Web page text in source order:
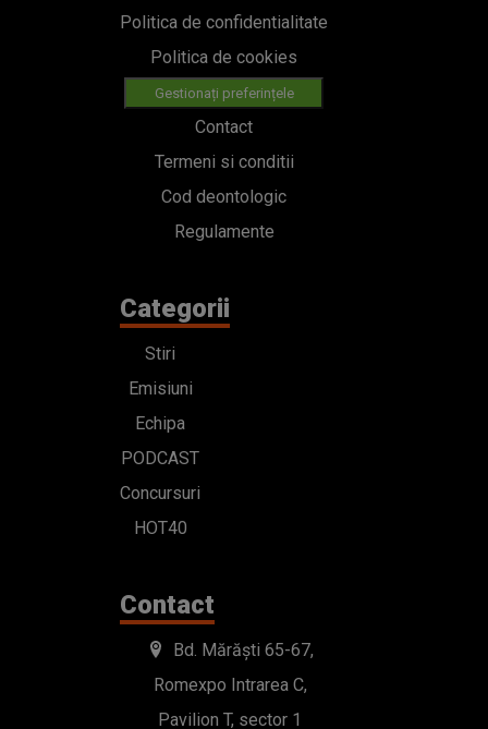
Politica de confidentialitate
Politica de cookies
Gestionați preferințele
Contact
Termeni si conditii
Cod deontologic
Regulamente
Categorii
Stiri
Emisiuni
Echipa
PODCAST
Concursuri
HOT40
Contact
Bd. Mărăști 65-67,
Romexpo Intrarea C,
Pavilion T, sector 1